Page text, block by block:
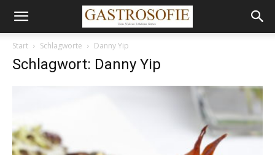
Start Schlagworte Danny Yip
Schlagwort: Danny Yip